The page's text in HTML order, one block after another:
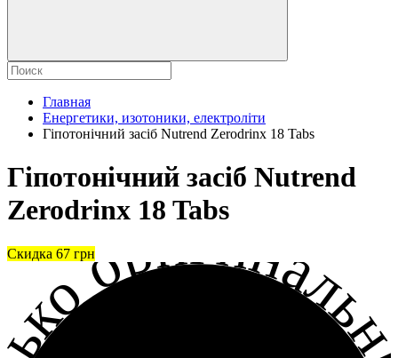
Главная
Енергетики, изотоники, електроліти
Гіпотонічний засіб Nutrend Zerodrinx 18 Tabs
Гіпотонічний засіб Nutrend
Zerodrinx 18 Tabs
Скидка 67 грн